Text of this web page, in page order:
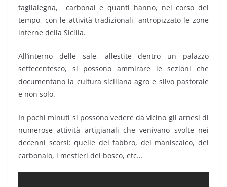
taglialegna, carbonai e quanti hanno, nel corso del
tempo, con le attività tradizionali, antropizzato le zone
interne della Sicilia.
All’interno delle sale, allestite dentro un palazzo
settecentesco, si possono ammirare le sezioni che
documentano la cultura siciliana agro e silvo pastorale
e non solo.
In pochi minuti si possono vedere da vicino gli arnesi di
numerose attività artigianali che venivano svolte nei
decenni scorsi: quelle del fabbro, del maniscalco, del
carbonaio, i mestieri del bosco, etc…